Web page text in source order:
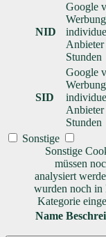
NID
Google
Anbieter
Stunden
SID
Google
Anbieter
Stunden
Sonstige
Sonstige
müssen
analysiert
wurden noch in
Kategorie
Name